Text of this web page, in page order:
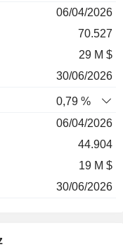
valoración06/04/2026
70.527
29 M $
30/06/2026
0,79 %
06/04/2026
44.904
19 M $
30/06/2026